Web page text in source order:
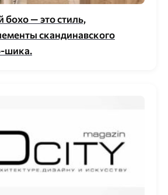
бохо — это стиль,
скандинавского
шика.